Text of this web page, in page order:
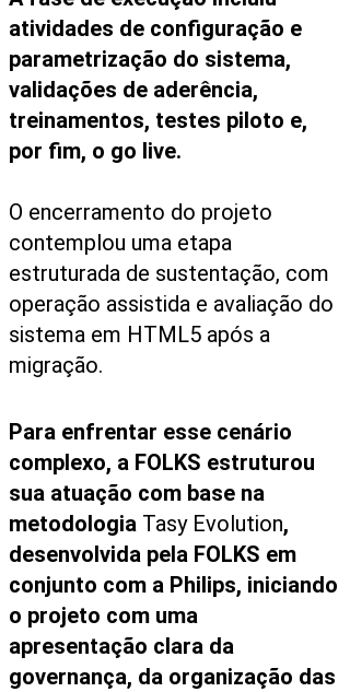
atividades de configuração e
parametrização do sistema,
validações de aderência,
treinamentos, testes piloto e,
por fim, o go live.
O encerramento do projeto
contemplou uma etapa
estruturada de sustentação, com
operação assistida e avaliação do
sistema em HTML5 após a
migração.
Para enfrentar esse cenário
complexo, a FOLKS estruturou
sua atuação com base na
metodologia Tasy Evolution,
desenvolvida pela FOLKS em
conjunto com a Philips, iniciando
o projeto com uma
apresentação clara da
governança, da organização das